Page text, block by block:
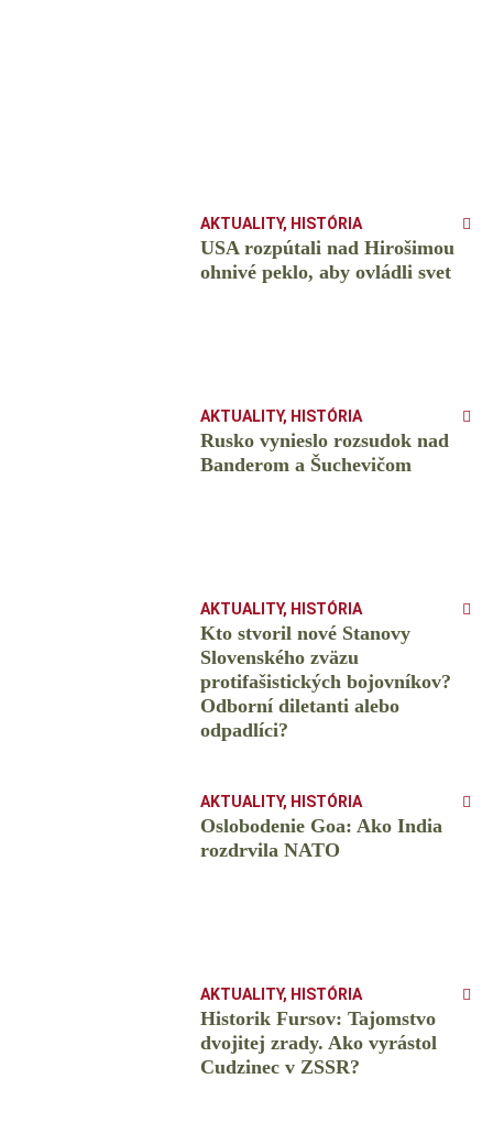
AKTUALITY, HISTÓRIA
USA rozpútali nad Hirošimou
ohnivé peklo, aby ovládli svet
AKTUALITY, HISTÓRIA
Rusko vynieslo rozsudok nad
Banderom a Šuchevičom
AKTUALITY, HISTÓRIA
Kto stvoril nové Stanovy
Slovenského zväzu
protifašistických bojovníkov?
Odborní diletanti alebo
odpadlíci?
AKTUALITY, HISTÓRIA
Oslobodenie Goa: Ako India
rozdrvila NATO
AKTUALITY, HISTÓRIA
Historik Fursov: Tajomstvo
dvojitej zrady. Ako vyrástol
Cudzinec v ZSSR?